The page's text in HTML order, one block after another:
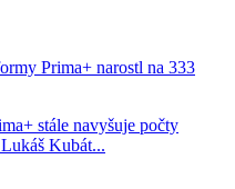
Prima+ narostl na 333
stále navyšuje počty
Kubát...